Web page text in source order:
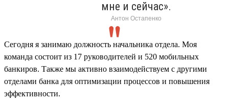
мне и сейчас».
Антон Остапенко
Сегодня я занимаю должность начальника отдела. Моя
команда состоит из 17 руководителей и 520 мобильных
банкиров. Также мы активно взаимодействуем с другими
отделами банка для оптимизации процессов и повышения
эффективности.